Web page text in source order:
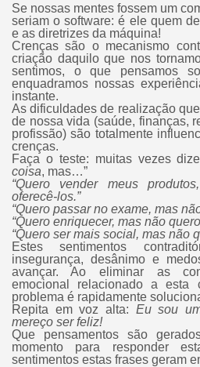
Se nossas mentes fossem um
seriam o software: é ele quem
e as diretrizes da máquina!
Crenças são o mecanismo
criação daquilo que nos
sentimos, o que pensamos
enquadramos nossas
instante.
As dificuldades de realização
de nossa vida (saúde, finanças,
profissão) são totalmente
crenças.
Faça o teste: muitas vezes
coisa, mas…”
“Quero vender meus
oferecê-los.”
“Quero passar no exame, mas
“Quero enriquecer, mas não
“Quero ser mais social, mas não
Estes sentimentos
insegurança, desânimo e
avançar. Ao eliminar as
emocional relacionado a esta
problema é rapidamente
Repita em voz alta: Eu sou
mereço ser feliz!
Que pensamentos são
momento para responder
sentimentos estas frases geram